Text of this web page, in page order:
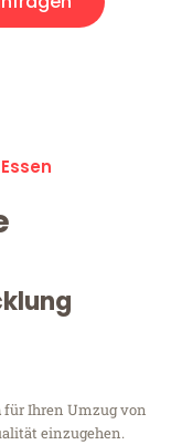
für Ihren Umzug von
einzugehen.